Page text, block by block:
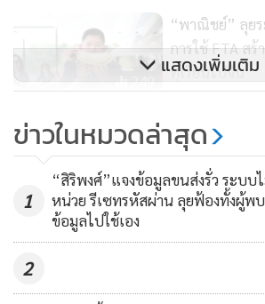
CCPIT.Xiamen คณะกงสุลจากประเทศฟิลิ
การบินเซี่ยเหมิน ธนาคารกรุงเทพ สาขาเซี่
ไทย สาขาเซินเจิ้น สื่อมวลชน และบุคคลทั่วไ
คน
249
“พาณิชย์” ลุย
การใช้ FTA ส
ทุเรียนไปจีน
3,542
ไทย กพท.อนุมัติ
สัปดาห์ เริ่มมิ.
แก้คอขวดบริก
แสดงเพิ่มเติม
ข่าวในหมวดล่าสุด
1
“สิริพงศ์”แจงข้อมูลขนส่งรั่ว ระบบ
หน่วย รีเซทรหัสผ่าน ลุยฟ้องทั้งผู้พ
ข้อมูลไปใช้เอง
2